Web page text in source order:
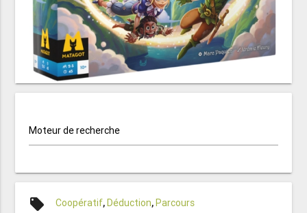
Moteur de recherche
local_offer Coopératif,Déduction,Parcours